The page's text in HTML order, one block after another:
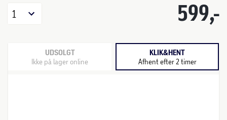
599,-
1
UDSOLGT
Ikke på lager online
KLIK&HENT
Afhent efter 2 timer